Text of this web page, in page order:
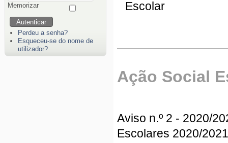
Memorizar
Perdeu a senha?
Esqueceu-se do nome de
utilizador?
Escolar
Ação Social
Aviso n.º 2 - 2020/
Escolares 2020/2021